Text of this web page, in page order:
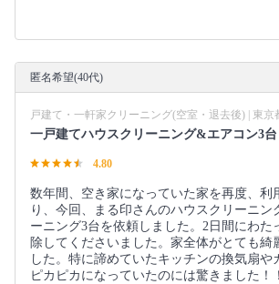
匿名希望(40代)
戸建て・一軒家クリーニング(空室・退去後) | 東京
一戸建てハウスクリーニング&エアコン3台
4.80
数年間、空き家になっていた家を再度、利
り、今回、まる印さんのハウスクリーニン
ーニング3台を依頼しました。2日間にわた
除してくださいました。家全体がとても綺
した。特に諦めていたキッチンの換気扇や
ピカピカになっていたのには驚きました！